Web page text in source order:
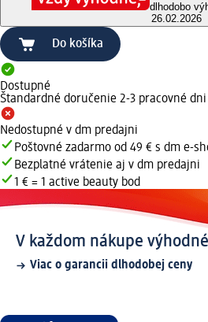
dlhodobo
26.02.2026
Do košíka
Dostupné
Štandardné doručenie 2-3 pracovné dni
Nedostupné v dm predajni
Poštovné zadarmo od 49 € s dm e-
Bezplatné vrátenie aj v dm predajni
1 € = 1 active beauty bod
V každom nákupe
Viac o garancii dlhodobej ceny